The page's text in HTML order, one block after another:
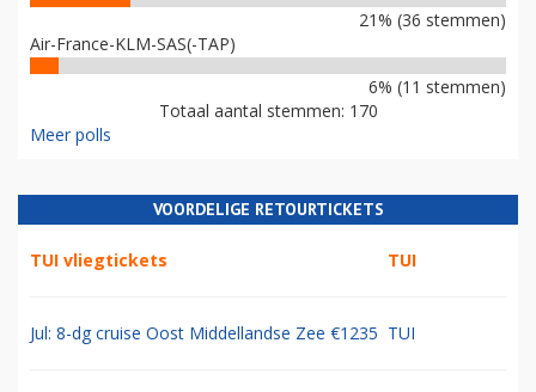
21% (36 stemmen)
Air-France-KLM-SAS(-TAP)
6% (11 stemmen)
Totaal aantal stemmen: 170
Meer polls
VOORDELIGE RETOURTICKETS
TUI vliegtickets TUI
Jul: 8-dg cruise Oost Middellandse Zee €1235 TUI